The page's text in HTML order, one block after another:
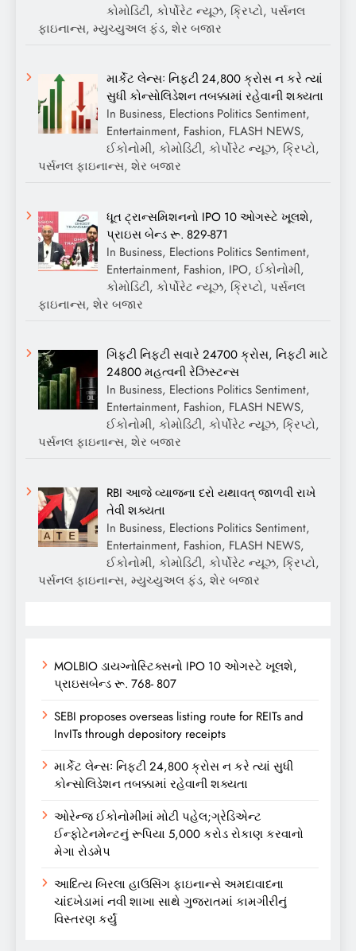
કોમોડિટી, કોર્પોરેટ ન્યૂઝ, ક્રિપ્ટો, પર્સનલ
ફાઇનાન્સ, મ્યુચ્યુઅલ ફંડ, શેર બજાર
માર્કેટ લેન્સઃ નિફ્ટી 24,800 ક્રોસ ન કરે ત્યાં
સુધી કોન્સોલિડેશન તબક્કામાં રહેવાની શક્યતા
In Business, Elections Politics Sentiment,
Entertainment, Fashion, FLASH NEWS,
ઈકોનોમી, કોમોડિટી, કોર્પોરેટ ન્યૂઝ, ક્રિપ્ટો,
પર્સનલ ફાઇનાન્સ, શેર બજાર
ધૂત ટ્રાન્સમિશનનો IPO 10 ઓગસ્ટે ખૂલશે,
પ્રાઇસ બેન્ડ રૂ. 829-871
In Business, Elections Politics Sentiment,
Entertainment, Fashion, IPO, ઈકોનોમી,
કોમોડિટી, કોર્પોરેટ ન્યૂઝ, ક્રિપ્ટો, પર્સનલ
ફાઇનાન્સ, શેર બજાર
ગિફ્ટી નિફ્ટી સવારે 24700 ક્રોસ, નિફ્ટી માટે
24800 મહત્વની રેઝિસ્ટન્સ
In Business, Elections Politics Sentiment,
Entertainment, Fashion, FLASH NEWS,
ઈકોનોમી, કોમોડિટી, કોર્પોરેટ ન્યૂઝ, ક્રિપ્ટો,
પર્સનલ ફાઇનાન્સ, શેર બજાર
RBI આજે વ્યાજના દરો યથાવત્ જાળવી રાખે
તેવી શક્યતા
In Business, Elections Politics Sentiment,
Entertainment, Fashion, FLASH NEWS,
ઈકોનોમી, કોમોડિટી, કોર્પોરેટ ન્યૂઝ, ક્રિપ્ટો,
પર્સનલ ફાઇનાન્સ, મ્યુચ્યુઅલ ફંડ, શેર બજાર
MOLBIO ડાયગ્નોસ્ટિક્સનો IPO 10 ઓગસ્ટે ખૂલશે,
પ્રાઇસબેન્ડ રૂ. 768- 807
SEBI proposes overseas listing route for REITs and
InvITs through depository receipts
માર્કેટ લેન્સઃ નિફ્ટી 24,800 ક્રોસ ન કરે ત્યાં સુધી
કોન્સોલિડેશન તબક્કામાં રહેવાની શક્યતા
ઓરેન્જ ઈકોનોમીમાં મોટી પહેલ;ગ્રેડિએન્ટ
ઈન્ફોટેનમેન્ટનું રૂપિયા 5,000 કરોડ રોકાણ કરવાનો
મેગા રોડમેપ
આદિત્ય બિરલા હાઉસિંગ ફાઇનાન્સે અમદાવાદના
ચાંદખેડામાં નવી શાખા સાથે ગુજરાતમાં કામગીરીનું
વિસ્તરણ કર્યું